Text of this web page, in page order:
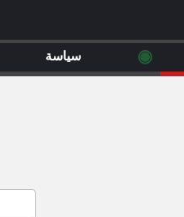
◉ سياسة